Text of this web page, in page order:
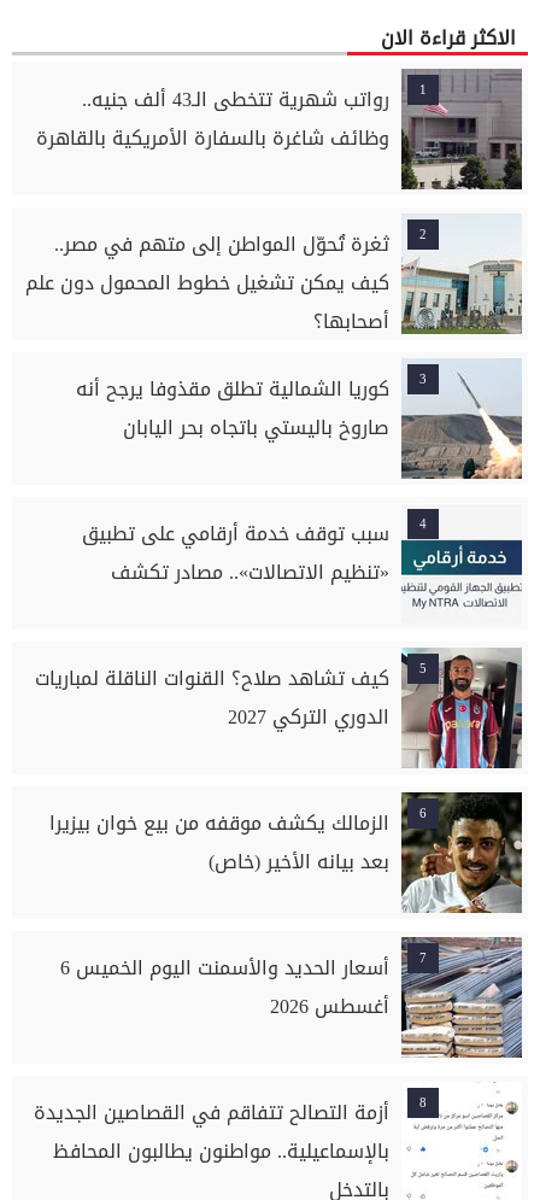
الاكثر قراءة الان
1
رواتب شهرية تتخطى الـ43 ألف جنيه..
وظائف شاغرة بالسفارة الأمريكية بالقاهرة
2
ثغرة تُحوّل المواطن إلى متهم في مصر..
كيف يمكن تشغيل خطوط المحمول دون علم
أصحابها؟
3
كوريا الشمالية تطلق مقذوفا يرجح أنه
صاروخ باليستي باتجاه بحر اليابان
4
سبب توقف خدمة أرقامي على تطبيق
«تنظيم الاتصالات».. مصادر تكشف
5
كيف تشاهد صلاح؟ القنوات الناقلة لمباريات
الدوري التركي 2027
6
الزمالك يكشف موقفه من بيع خوان بيزيرا
بعد بيانه الأخير (خاص)
7
أسعار الحديد والأسمنت اليوم الخميس 6
أغسطس 2026
8
أزمة التصالح تتفاقم في القصاصين الجديدة
بالإسماعيلية.. مواطنون يطالبون المحافظ
بالتدخل